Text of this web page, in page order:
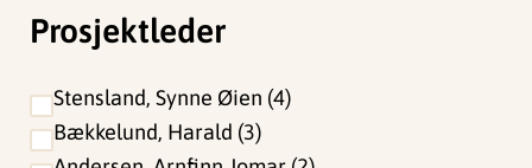
Prosjektleder
Stensland, Synne Øien 4
Bækkelund, Harald 3